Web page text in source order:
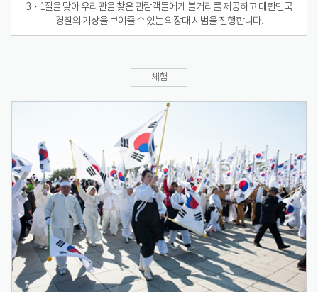
3・1절을 맞아 우리관을 찾은 관람객들에게 볼거리를 제공하고 대한민국
경찰의 기상을 보여줄 수 있는 의장대 시범을 진행합니다.
체험